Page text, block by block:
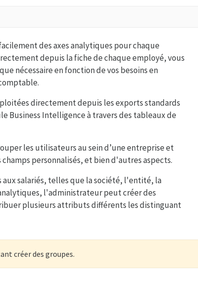
des axes analytiques pour chaque
depuis la fiche de chaque employé, vous
nécessaire en fonction de vos besoins en
directement depuis les exports standards
Business Intelligence à travers des tableaux de
les utilisateurs au sein d’une entreprise et
personnalisés, et bien d'autres aspects.
salariés, telles que la société, l'entité, la
l'administrateur peut créer des
plusieurs attributs différents les distinguant
créer des groupes.